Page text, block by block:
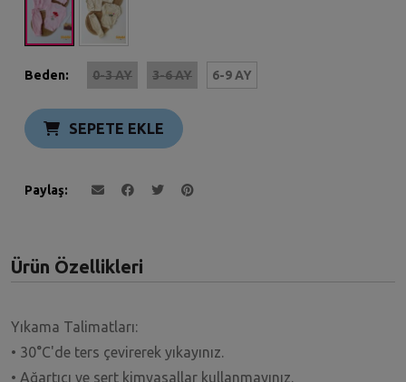
Beden: 0-3 AY 3-6 AY 6-9 AY
SEPETE EKLE
Paylaş
Ürün Özellikleri
Yıkama Talimatları:
• 30°C'de ters çevirerek yıkayınız.
• Ağartıcı ve sert kimyasallar kullanmayınız.